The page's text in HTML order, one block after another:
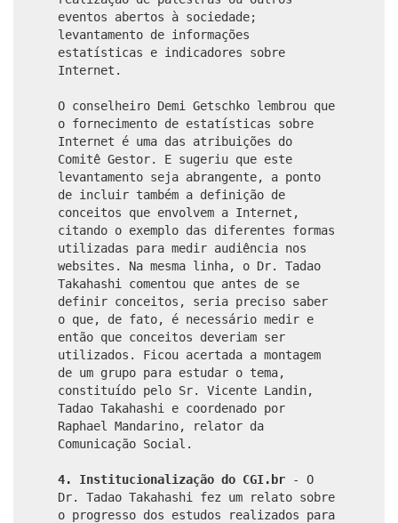
eventos abertos à sociedade;
levantamento de informações
estatísticas e indicadores sobre
Internet.
O conselheiro Demi Getschko lembrou que
o fornecimento de estatísticas sobre
Internet é uma das atribuições do
Comitê Gestor. E sugeriu que este
levantamento seja abrangente, a ponto
de incluir também a definição de
conceitos que envolvem a Internet,
citando o exemplo das diferentes formas
utilizadas para medir audiência nos
websites. Na mesma linha, o Dr. Tadao
Takahashi comentou que antes de se
definir conceitos, seria preciso saber
o que, de fato, é necessário medir e
então que conceitos deveriam ser
utilizados. Ficou acertada a montagem
de um grupo para estudar o tema,
constituído pelo Sr. Vicente Landin,
Tadao Takahashi e coordenado por
Raphael Mandarino, relator da
Comunicação Social.
4. Institucionalização do CGI.br
- O
Dr. Tadao Takahashi fez um relato sobre
o progresso dos estudos realizados para